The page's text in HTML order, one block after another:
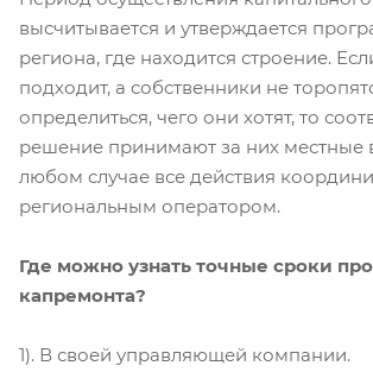
высчитывается и утверждается
региона, где находится строение.
подходит, а собственники не
определиться, чего они хотят, то
решение принимают за них местные
любом случае все действия
региональным оператором.
Где можно узнать точные сроки
капремонта?
1). В своей управляющей компании.